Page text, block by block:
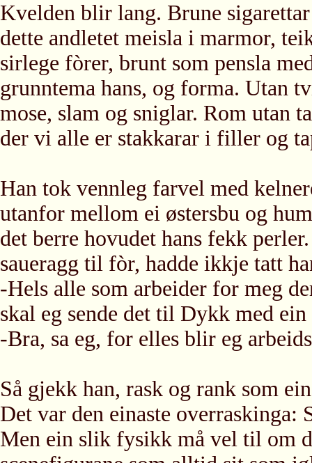
Kvelden blir lang. Brune
dette andletet meisla i marmor,
sirlege fòrer, brunt som pensla
grunntema hans, og forma. Utan
mose, slam og sniglar. Rom utan
der vi alle er stakkarar i filler og
Han tok vennleg farvel med
utanfor mellom ei østersbu og
det berre hovudet hans fekk
saueragg til fòr, hadde ikkje tatt
-Hels alle som arbeider for meg
skal eg sende det til Dykk med ein
-Bra, sa eg, for elles blir eg
Så gjekk han, rask og rank som
Det var den einaste overraskinga:
Men ein slik fysikk må vel til om